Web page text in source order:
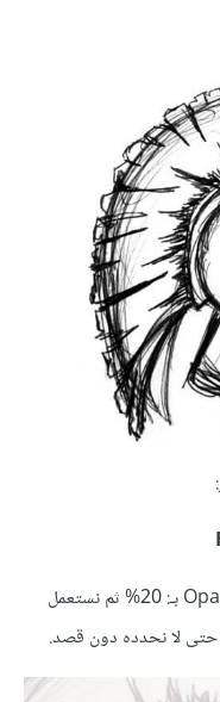
لجلب ملف السكتش، بعدها نحدد قيمة Opacity بـ: 20% ثم نستعمل
حتى لا نحدده دون قصد.